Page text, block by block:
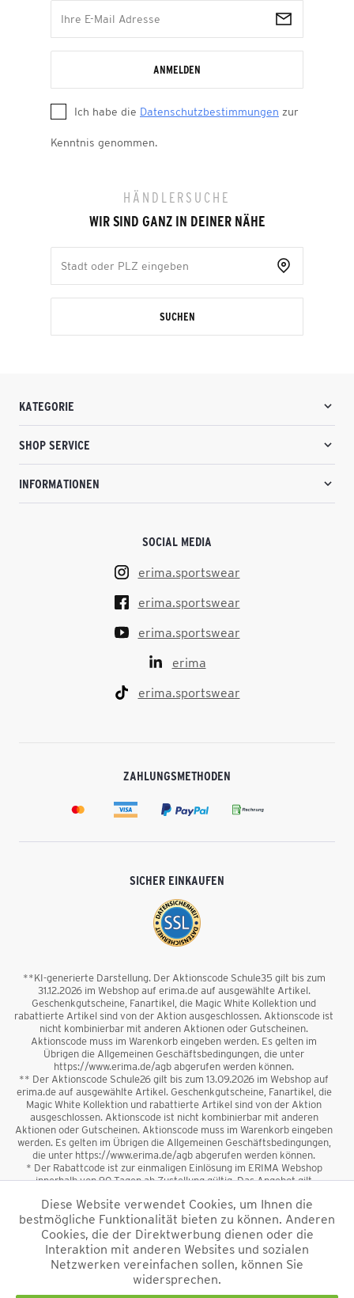
ANMELDEN
Ich habe die Datenschutzbestimmungen zur
Kenntnis genommen.
HÄNDLERSUCHE
WIR SIND GANZ IN DEINER NÄHE
SUCHEN
KATEGORIE
SHOP SERVICE
INFORMATIONEN
SOCIAL MEDIA
erima.sportswear
erima.sportswear
erima.sportswear
erima
erima.sportswear
ZAHLUNGSMETHODEN
SICHER EINKAUFEN
**KI-generierte Darstellung. Der Aktionscode Schule35 gilt bis zum
31.12.2026 im Webshop auf erima.de auf ausgewählte Artikel.
Geschenkgutscheine, Fanartikel, die Magic White Kollektion und
rabattierte Artikel sind von der Aktion ausgeschlossen. Aktionscode ist
nicht kombinierbar mit anderen Aktionen oder Gutscheinen.
Aktionscode muss im Warenkorb eingeben werden. Es gelten im
Übrigen die Allgemeinen Geschäftsbedingungen, die unter
https://www.erima.de/agb abgerufen werden können.
** Der Aktionscode Schule26 gilt bis zum 13.09.2026 im Webshop auf
erima.de auf ausgewählte Artikel. Geschenkgutscheine, Fanartikel, die
Magic White Kollektion und rabattierte Artikel sind von der Aktion
ausgeschlossen. Aktionscode ist nicht kombinierbar mit anderen
Aktionen oder Gutscheinen. Aktionscode muss im Warenkorb eingeben
werden. Es gelten im Übrigen die Allgemeinen Geschäftsbedingungen,
die unter https://www.erima.de/agb abgerufen werden können.
* Der Rabattcode ist zur einmaligen Einlösung im ERIMA Webshop
innerhalb von 90 Tagen ab Zustellung gültig. Das Angebot gilt
sowie Geschenkgutscheine sind vom Rabatt ausgeschlossen. Der
Rabattcode ist nicht mit anderen Aktionen oder Gutscheinen
kombinierbar. Der Mindestbestellwert beträgt 50 €
*Alle Preise verstehen sich inkl. Mehrwertsteuer und zzgl.
und ggf. Nachnahmegebühren, wenn nicht anders
beschrieben.
Diese Website verwendet Cookies, um Ihnen die
bestmögliche Funktionalität bieten zu können. Anderen
Cookies, die der Direktwerbung dienen oder die
Interaktion mit anderen Websites und sozialen
Netzwerken vereinfachen sollen, können Sie
widersprechen.